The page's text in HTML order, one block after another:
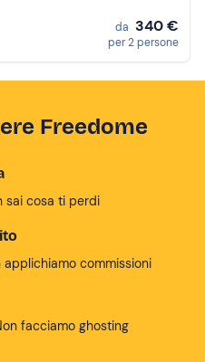
da 340 €
per 2 persone
Freedome
sai cosa ti perdi
applichiamo commissioni
facciamo ghosting